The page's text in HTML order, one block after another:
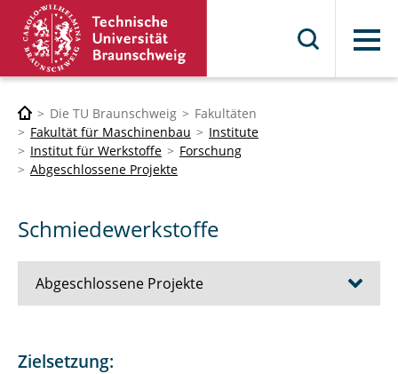
Menü
Die TU Braunschweig
Fakultäten
Fakultät für Maschinenbau
Institute
Institut für Werkstoffe
Forschung
Abgeschlossene Projekte
Schmiedewerkstoffe
Abgeschlossene Projekte
Zielsetzung: